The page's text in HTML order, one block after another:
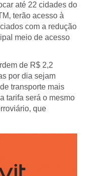
até 22 cidades do
terão acesso à
com a redução
meio de acesso
de R$ 2,2
por dia sejam
transporte mais
tarifa será o mesmo
que